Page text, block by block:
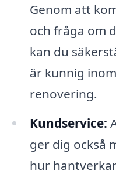
Genom att
och fråga om
kan du
är kunnig
renovering.
Kundservice:
ger dig också
hur